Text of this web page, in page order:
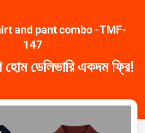
and pant combo -TMF-
147
হোম ডেলিভারি একদম ফ্রি!